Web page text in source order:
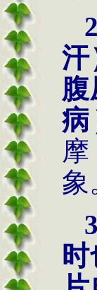
汗
病
象